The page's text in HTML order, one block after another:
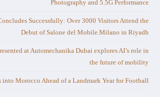
Photography and 5.5G Performance
Successfully: Over 3000 Visitors Attend the
Debut of Salone del Mobile.Milano in Riyadh
at Automechanika Dubai explores AI’s role in
the future of mobility
into Morocco Ahead of a Landmark Year for Football